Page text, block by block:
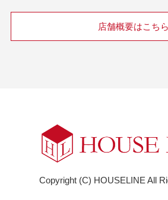
店舗概要はこちら
Copyright (C) HOUSELINE All